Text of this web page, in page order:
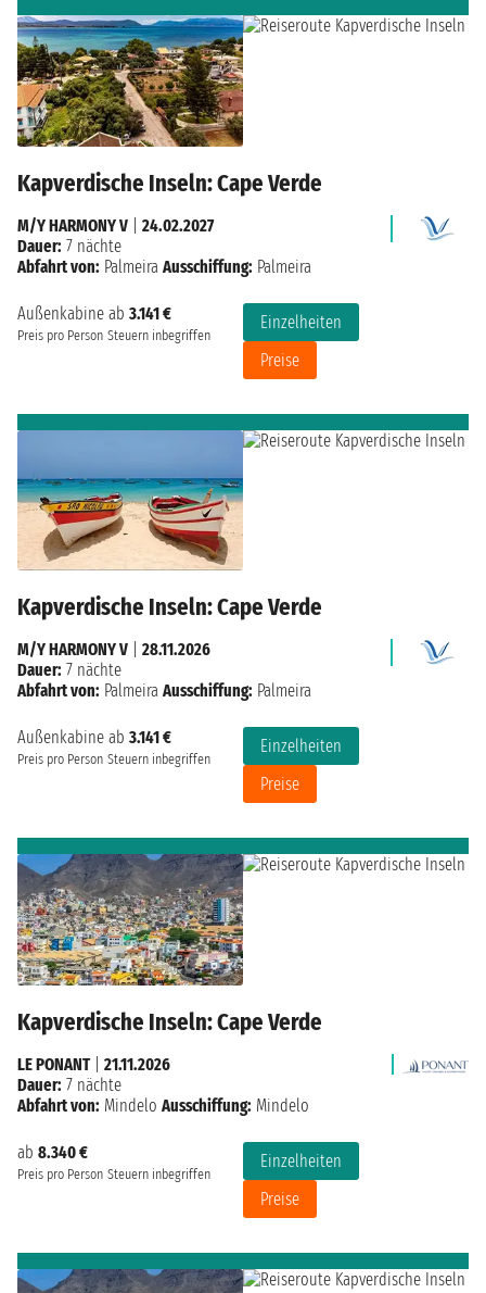
Kapverdische Inseln: Cape Verde
Außenkabine ab 3.141 €
Preis pro Person Steuern inbegriffen
Einzelheiten
Preise
M/Y HARMONY V
24.02.2027
Dauer: 7 nächte
Abfahrt von: Palmeira Ausschiffung: Palmeira
Kapverdische Inseln: Cape Verde
Außenkabine ab 3.141 €
Preis pro Person Steuern inbegriffen
Einzelheiten
Preise
M/Y HARMONY V
28.11.2026
Dauer: 7 nächte
Abfahrt von: Palmeira Ausschiffung: Palmeira
Kapverdische Inseln: Cape Verde
ab 8.340 €
Preis pro Person Steuern inbegriffen
Einzelheiten
Preise
LE PONANT| 21.11.2026
Dauer: 7 nächte
Abfahrt von: Mindelo Ausschiffung: Mindelo